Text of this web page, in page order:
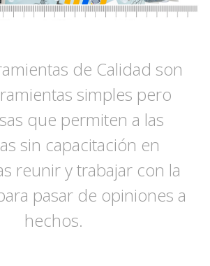
de Calidad son
simples pero
que permiten a las
sin capacitación en
reunir y trabajar con la
pasar de opiniones a
hechos.